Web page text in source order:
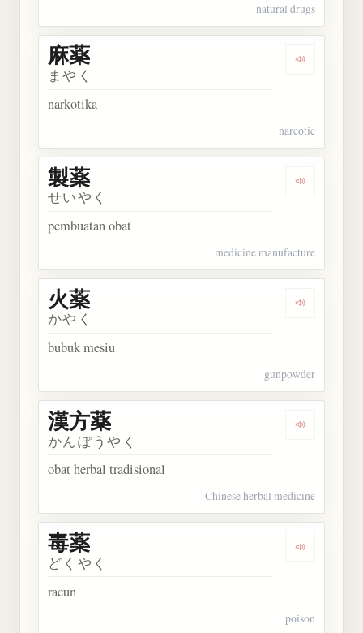
natural drugs
Dengarkan
麻薬
まやく
narkotika
narcotic
Dengarkan
製薬
せいやく
pembuatan obat
medicine manufacture
Dengarkan
火薬
かやく
bubuk mesiu
gunpowder
Dengarkan
漢方薬
かんぽうやく
obat herbal tradisional
Chinese herbal medicine
Dengarkan
毒薬
どくやく
racun
poison